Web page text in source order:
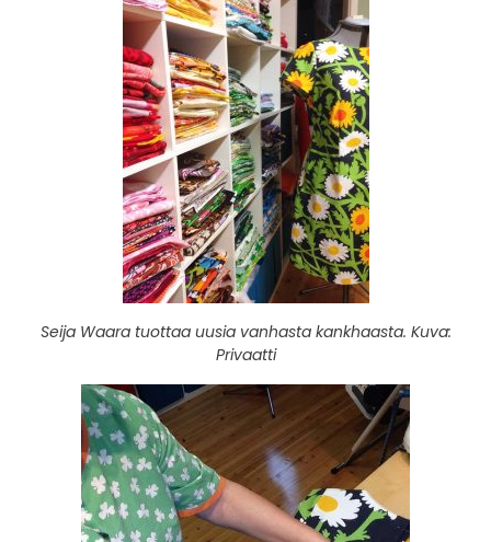
Seija Waara tuottaa uusia vanhasta kankhaasta. Kuva:
Privaatti